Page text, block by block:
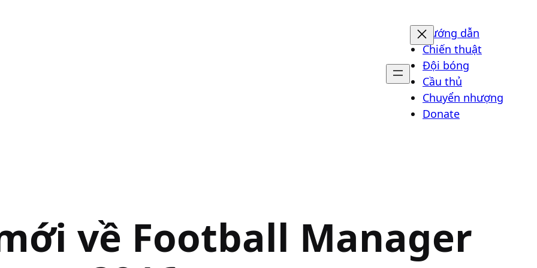
Hướng dẫn
Chiến thuật
Đội bóng
Cầu thủ
Chuyển nhượng
Donate
về Football Manager